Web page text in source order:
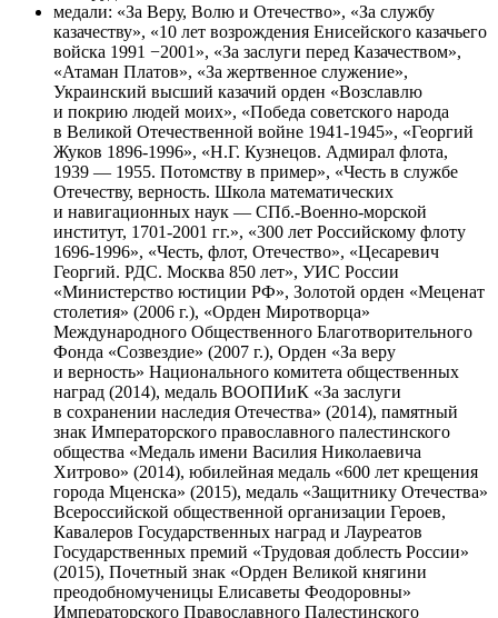
медали: «За Веру, Волю и Отечество», «За службу
казачеству», «10 лет возрождения Енисейского казачьего
войска 1991 −2001», «За заслуги перед Казачеством»,
«Атаман Платов», «За жертвенное служение»,
Украинский высший казачий орден «Возславлю
и покрию людей моих», «Победа советского народа
в Великой Отечественной войне 1941-1945», «Георгий
Жуков 1896-1996», «Н.Г. Кузнецов. Адмирал флота,
1939 — 1955. Потомству в пример», «Честь в службе
Отечеству, верность. Школа математических
и навигационных наук — СПб.-Военно-морской
институт, 1701-2001 гг.», «300 лет Российскому флоту
1696-1996», «Честь, флот, Отечество», «Цесаревич
Георгий. РДС. Москва 850 лет», УИС России
«Министерство юстиции РФ», Золотой орден «Меценат
столетия» (2006 г.), «Орден Миротворца»
Международного Общественного Благотворительного
Фонда «Созвездие» (2007 г.), Орден «За веру
и верность» Национального комитета общественных
наград (2014), медаль ВООПИиК «За заслуги
в сохранении наследия Отечества» (2014), памятный
знак Императорского православного палестинского
общества «Медаль имени Василия Николаевича
Хитрово» (2014), юбилейная медаль «600 лет крещения
города Мценска» (2015), медаль «Защитнику Отечества»
Всероссийской общественной организации Героев,
Кавалеров Государственных наград и Лауреатов
Государственных премий «Трудовая доблесть России»
(2015), Почетный знак «Орден Великой княгини
преодобномученицы Елисаветы Феодоровны»
Императорского Православного Палестинского